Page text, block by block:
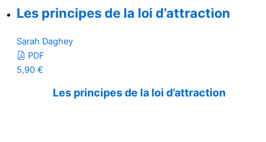
Les principes de la loi d’attraction
Sarah Daghey
PDF
5,90 €
Les principes de la loi d’attraction